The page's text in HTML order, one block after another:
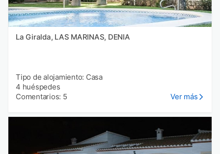
La Giralda, LAS MARINAS, DENIA
Tipo de alojamiento: Casa
4 huéspedes
Comentarios: 5
Ver más